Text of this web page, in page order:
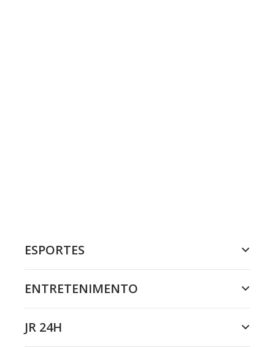
ESPORTES
ENTRETENIMENTO
JR 24H